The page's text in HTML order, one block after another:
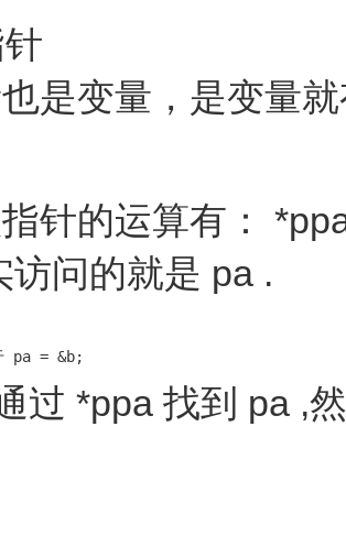
是变量，是变量
针的运算有：
访问的就是 pa .
pa = &b;
过 *ppa 找到 pa ,